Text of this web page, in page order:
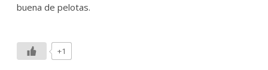
buena de pelotas.
+1